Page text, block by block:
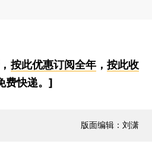
按此优惠订阅全年， 按此收
费快递。]
版面编辑：刘潇